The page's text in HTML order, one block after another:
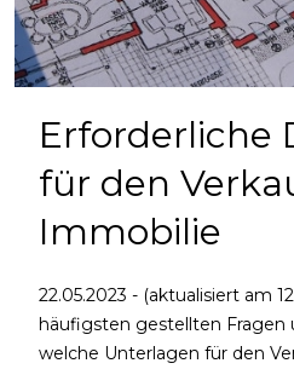
Erforderliche
für den
Immobilie
22.05.2023 - (aktualisiert am
häufigsten gestellten Fragen
welche Unterlagen für den